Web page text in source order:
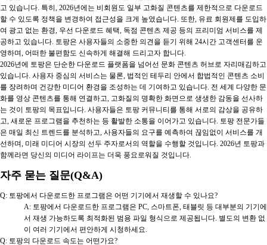
고 있습니다. 특히, 2026년에는 비회원도 일부 고화질 콘텐츠를 제한적으로 다운로드
할 수 있도록 정책을 변경하여 접근성을 크게 높였습니다. 또한, 유료 회원제를 도입하
여 광고 없는 환경, 우선 다운로드 혜택, 독점 콘텐츠 제공 등의 프리미엄 서비스를 제
공하고 있습니다. 토팡은 사용자들의 소중한 의견을 듣기 위해 24시간 고객센터를 운
영하며, 어떠한 불편함도 신속하게 해결해 드리고자 합니다.
2026년에 토팡은 단순한 다운로드 플랫폼을 넘어선 문화 콘텐츠 허브로 자리매김하고
있습니다. 사용자 중심의 서비스는 물론, 법적인 테두리 안에서 합법적인 콘텐츠 소비
를 장려하며 건강한 미디어 환경을 조성하는 데 기여하고 있습니다. 전 세계 다양한 문
화를 영상 콘텐츠를 통해 연결하고, 고화질의 명확한 화면으로 생생한 감동을 선사하
는 것이 토팡의 목표입니다. 사용자들은 토팡 커뮤니티를 통해 서로의 감상을 공유하
고, 새로운 프로그램을 추천하는 등 활발한 소통을 이어가고 있습니다. 토팡 전문가들
은 매일 최신 트렌드를 분석하고, 사용자들의 요구를 예측하여 끊임없이 서비스를 개
선하며, 미래 미디어 시장의 선두 주자로서의 역할을 수행할 것입니다. 2026년 토팡과
함께라면 당신의 미디어 라이프는 더욱 풍요로워질 것입니다.
자주 묻는 질문(Q&A)
Q: 토팡에서 다운로드한 프로그램은 어떤 기기에서 재생할 수 있나요?
A: 토팡에서 다운로드한 프로그램은 PC, 스마트폰, 태블릿 등 대부분의 기기에
서 재생 가능하도록 최적화된 범용 파일 형식으로 제공됩니다. 별도의 변환 없
이 여러 기기에서 편안하게 시청하세요.
Q: 토팡의 다운로드 속도는 어떤가요?